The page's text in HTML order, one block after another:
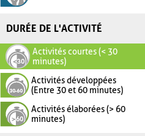
DURÉE DE L'ACTIVITÉ
Activités courtes (< 30
minutes)
Activités développées
(Entre 30 et 60 minutes)
Activités élaborées (> 60
minutes)